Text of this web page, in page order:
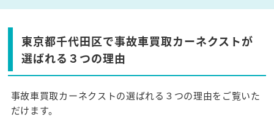
東京都千代田区で事故車買取カーネクストが
選ばれる３つの理由
事故車買取カーネクストの選ばれる３つの理由をご覧いた
だけます。